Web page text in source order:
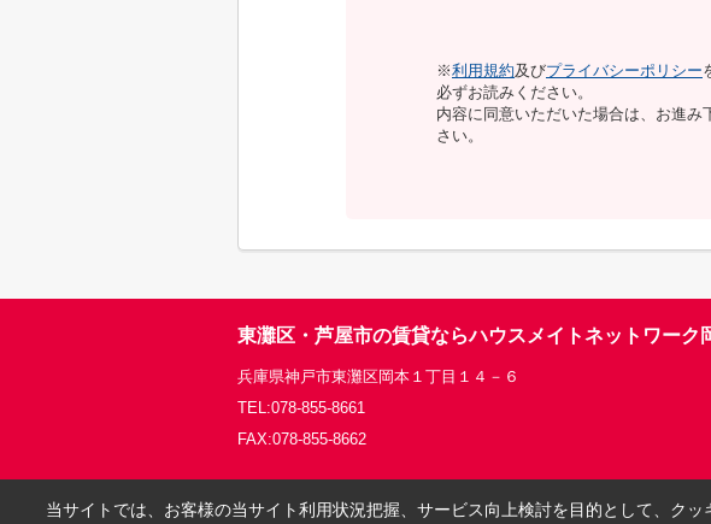
※利用規約及びプライバシーポリシー
必ずお読みください。
内容に同意いただいた場合は、お進み
さい。
東灘区・芦屋市の賃貸ならハウスメイトネットワーク
兵庫県神戸市東灘区岡本１丁目１４－６
TEL:078-855-8661
FAX:078-855-8662
当サイトでは、お客様の当サイト利用状況把握、サービス向上検討を目的として、クッ